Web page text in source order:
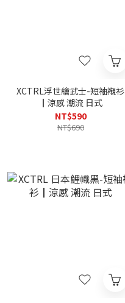
XCTRL浮世繪武士-短袖襯衫
┃涼感 潮流 日式
NT$590
NT$690